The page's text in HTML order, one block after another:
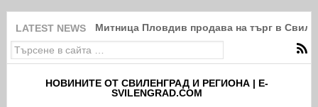
LATEST NEWS Митница Пловдив продава на търг в
НОВИНИТЕ ОТ СВИЛЕНГРАД И РЕГИОНА | E-
SVILENGRAD.COM